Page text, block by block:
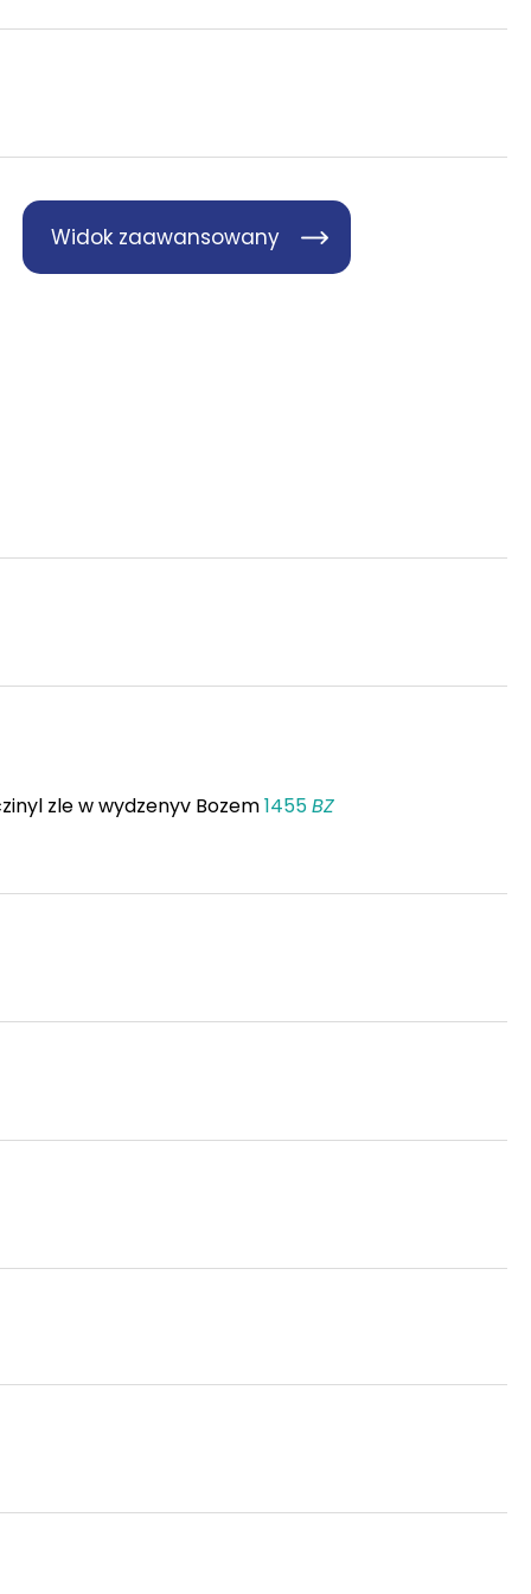
Widok zaawansowany
zle w wydzenyv Bozem1455BZ